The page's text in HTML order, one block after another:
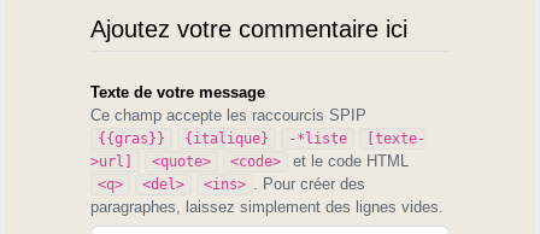
Ajoutez votre commentaire ici
Texte de votre message
Ce champ accepte les raccourcis SPIP
{{gras}} {italique} -*liste
[texte-
>url]
<quote> <code> et le code HTML
<q> <del> <ins>
. Pour créer des
paragraphes, laissez simplement des lignes vides.